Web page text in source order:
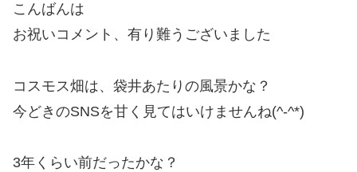
こんばんは
お祝いコメント、有り難うございました
コスモス畑は、袋井あたりの風景かな？
今どきのSNSを甘く見てはいけませんね(^-^*)
3年くらい前だったかな？